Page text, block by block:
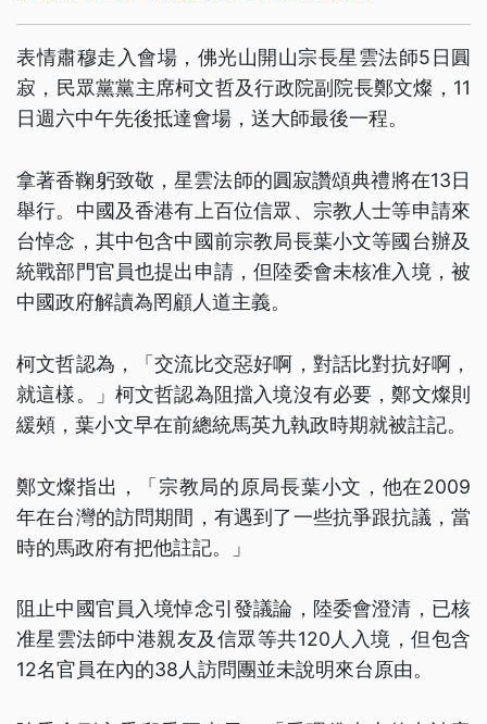
表情肅穆走入會場，佛光山開山宗長星雲法師5日圓
寂，民眾黨黨主席柯文哲及行政院副院長鄭文燦，11
日週六中午先後抵達會場，送大師最後一程。
拿著香鞠躬致敬，星雲法師的圓寂讚頌典禮將在13日
舉行。中國及香港有上百位信眾、宗教人士等申請來
台悼念，其中包含中國前宗教局長葉小文等國台辦及
統戰部門官員也提出申請，但陸委會未核准入境，被
中國政府解讀為罔顧人道主義。
柯文哲認為，「交流比交惡好啊，對話比對抗好啊，
就這樣。」柯文哲認為阻擋入境沒有必要，鄭文燦則
緩頰，葉小文早在前總統馬英九執政時期就被註記。
鄭文燦指出，「宗教局的原局長葉小文，他在2009
年在台灣的訪問期間，有遇到了一些抗爭跟抗議，當
時的馬政府有把他註記。」
阻止中國官員入境悼念引發議論，陸委會澄清，已核
准星雲法師中港親友及信眾等共120人入境，但包含
12名官員在內的38人訪問團並未說明來台原由。